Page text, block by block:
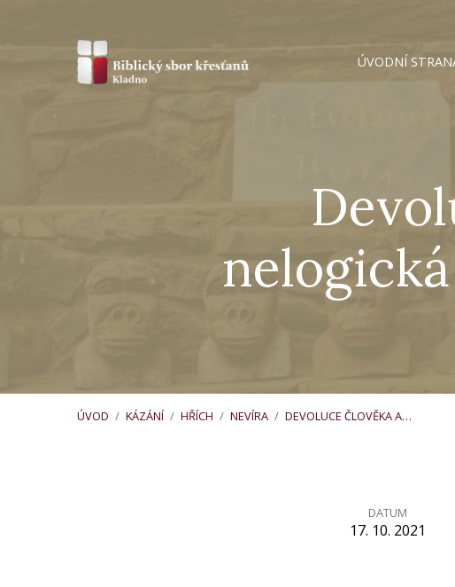
ÚVODNÍ
ÚVOD / KÁZÁNÍ / HŘÍCH / NEVÍRA / DEVOLUCE ČLOVĚKA A…
DATUM
17. 10. 2021